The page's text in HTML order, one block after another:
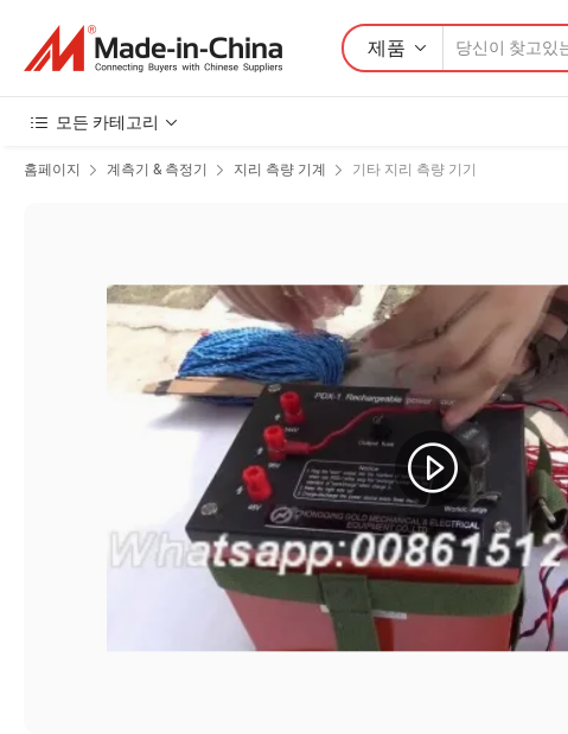
제품
모든 카테고리
홈페이지 계측기 & 측정기 지리 측량 기계 기타 지리 측량 기기